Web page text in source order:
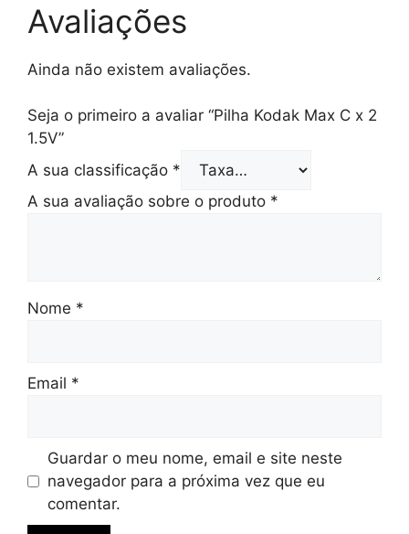
Avaliações
Ainda não existem avaliações.
Seja o primeiro a avaliar “Pilha Kodak Max C x 2
1.5V”
A sua classificação *
A sua avaliação sobre o produto *
Nome *
Email *
Guardar o meu nome, email e site neste
navegador para a próxima vez que eu
comentar.